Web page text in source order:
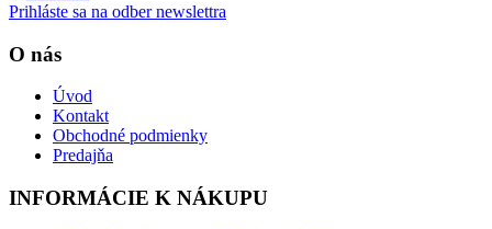
Prihláste sa na odber newslettra
O nás
Úvod
Kontakt
Obchodné podmienky
Predajňa
INFORMÁCIE K NÁKUPU